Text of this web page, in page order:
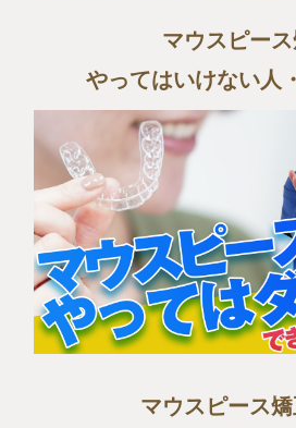
マウスピー
やってはいけない人
マウスピース